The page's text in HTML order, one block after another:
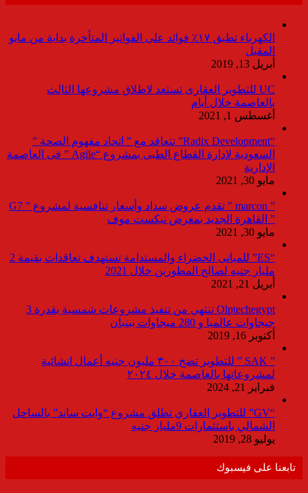
الكهرباء تطبق ١٧٪ فوائد على الفواتير المتأخرة بداية من مايو
المقبل
أبريل 13, 2019
UC للتطوير العقارى تستعد لاطلاق مشروعها الثالث
بالعاصمة خلال أيام
أغسطس 1, 2021
“Radix Development” تتعاقد مع ” اتحاد مفهوم الصحة ”
السعودية لإدارة القطاع الطبى بمشروع “Agile ” فى العاصمة
الإدارية
مايو 30, 2021
” marcon ” تقدم عروض سداد وأسعار تنافسية لمشروع ” G7
” القاهرة الجديد بمعرض نيكست موف
مايو 30, 2021
“ES” للمبانى الخضراء والمستدامة تستهدف تعاقدات بقيمة 2
مليار جنيه لصالح المطورين خلال 2021
أبريل 21, 2021
Olptechegypt تنتهي من تنفيذ مشروعات شمسية بقدرة 3
جيجاوات عالميا و 280 ميجاوات ببنبان
أكتوبر 16, 2019
” SAK ” للتطوير تضخ ٣٠٠ مليون جنيه أعمال انشائية
لمشروعاتها بالعاصمة خلال ٢٠٢٤
فبراير 21, 2024
“GV” للتطوير العقاري تطلق مشروع “وايت ساند” بالساحل
الشمالي باستثمارات 9مليار جنيه
يوليو 28, 2019
تابعنا على فيسبوك